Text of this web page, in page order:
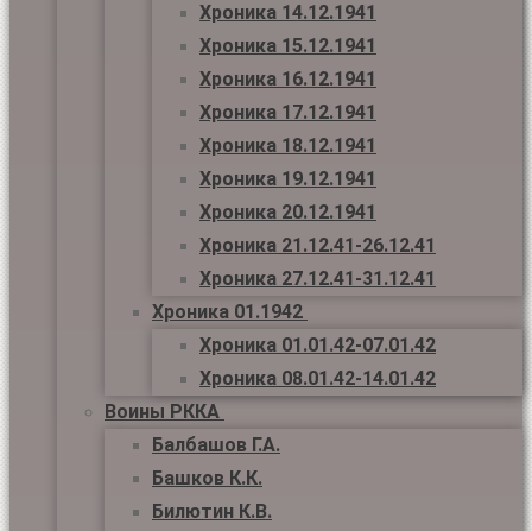
Хроника 14.12.1941
Хроника 15.12.1941
Хроника 16.12.1941
Хроника 17.12.1941
Хроника 18.12.1941
Хроника 19.12.1941
Хроника 20.12.1941
Хроника 21.12.41-26.12.41
Хроника 27.12.41-31.12.41
Хроника 01.1942
Хроника 01.01.42-07.01.42
Хроника 08.01.42-14.01.42
Воины РККА
Балбашов Г.А.
Башков К.К.
Билютин К.В.